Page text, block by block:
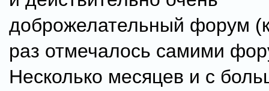
доброжелательный форум
раз отмечалось самими
Несколько месяцев и с